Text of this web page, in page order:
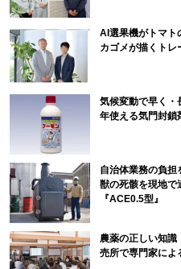
AI選果機がトマト
カゴメが描くトレ
気候変動で早く・
年使える気門封鎖
自治体業務の負
獣の死骸を現地
『ACE0.5型』
農薬の正しい知識
売所で専門家によ